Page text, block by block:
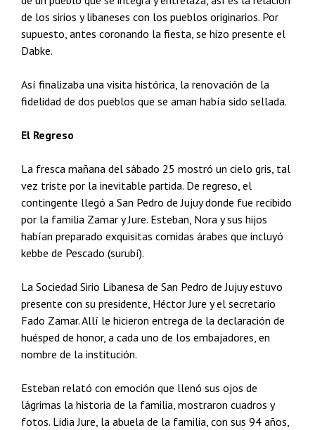
de los sirios y libaneses con los pueblos originarios. Por
supuesto, antes coronando la fiesta, se hizo presente el
Dabke.
Así finalizaba una visita histórica, la renovación de la
fidelidad de dos pueblos que se aman había sido sellada.
El Regreso
La fresca mañana del sábado 25 mostró un cielo gris, tal
vez triste por la inevitable partida. De regreso, el
contingente llegó a San Pedro de Jujuy donde fue recibido
por la familia Zamar y Jure. Esteban, Nora y sus hijos
habían preparado exquisitas comidas árabes que incluyó
kebbe de Pescado (surubí).
La Sociedad Sirio Libanesa de San Pedro de Jujuy estuvo
presente con su presidente, Héctor Jure y el secretario
Fado Zamar. Allí le hicieron entrega de la declaración de
huésped de honor, a cada uno de los embajadores, en
nombre de la institución.
Esteban relató con emoción que llenó sus ojos de
lágrimas la historia de la familia, mostraron cuadros y
fotos. Lidia Jure, la abuela de la familia, con sus 94 años,